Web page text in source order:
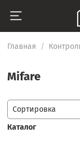
Главная
Mifare
Каталог